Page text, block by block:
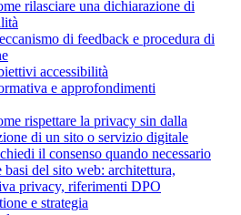
rilasciare una dichiarazione di
di feedback e procedura di
accessibilità
e approfondimenti
rispettare la privacy sin dalla
di un sito o servizio digitale
il consenso quando necessario
basi del sito web: architettura,
privacy, riferimenti DPO
e strategia